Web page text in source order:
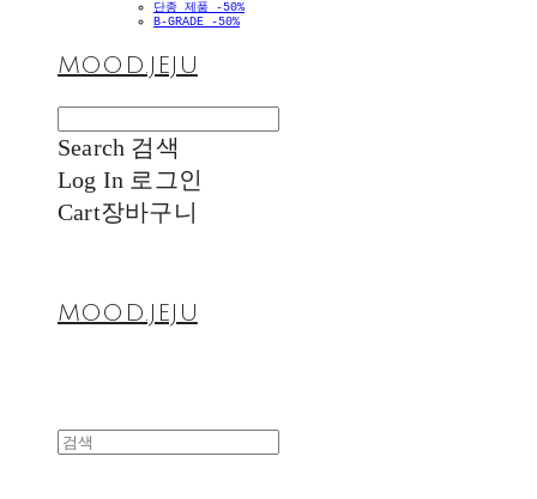
단종 제품 -50%
B-GRADE -50%
MOOD.JEJU
Search 검색
Log In 로그인
Cart장바구니
MOOD.JEJU